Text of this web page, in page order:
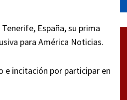
España, su prima
para América Noticias.
e incitación por participar en